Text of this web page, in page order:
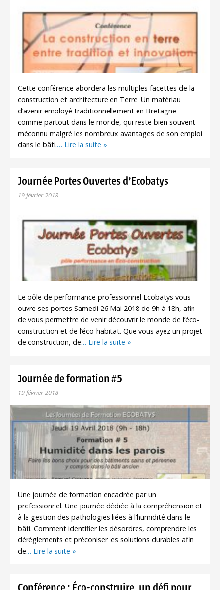
Cette conférence abordera les multiples facettes de la
construction et architecture en Terre. Un matériau
d’avenir employé traditionnellement en Bretagne
comme partout dans le monde, qui reste bien souvent
méconnu malgré les nombreux avantages de son emploi
dans le bâti.… Lire la suite »
Journée Portes Ouvertes d’Ecobatys
19 février 2018
Le pôle de performance professionnel Ecobatys vous
ouvre ses portes Samedi 26 Mai 2018 de 9h à 18h, afin
de vous permettre de venir découvrir le monde de l’éco-
construction et de l’éco-habitat. Que vous ayez un projet
de construction, de… Lire la suite »
Journée de formation #5
19 février 2018
Une journée de formation encadrée par un
professionnel. Une journée dédiée à la compréhension et
à la gestion des pathologies liées à l’humidité dans le
bâti. Comment identifier les désordres, comprendre les
dérèglements et préconiser les solutions durables afin
de… Lire la suite »